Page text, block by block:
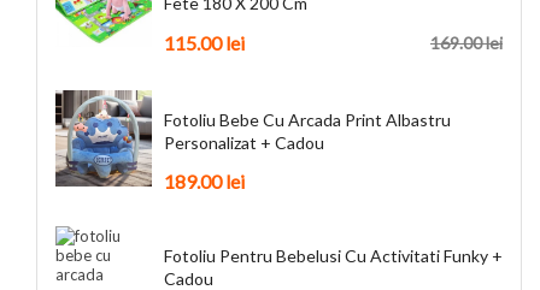
169.00lei
115.00lei
Fotoliu Bebe Cu Arcada Print Albastru
Personalizat + Cadou
189.00lei
Fotoliu Pentru Bebelusi Cu Activitati Funky +
Cadou